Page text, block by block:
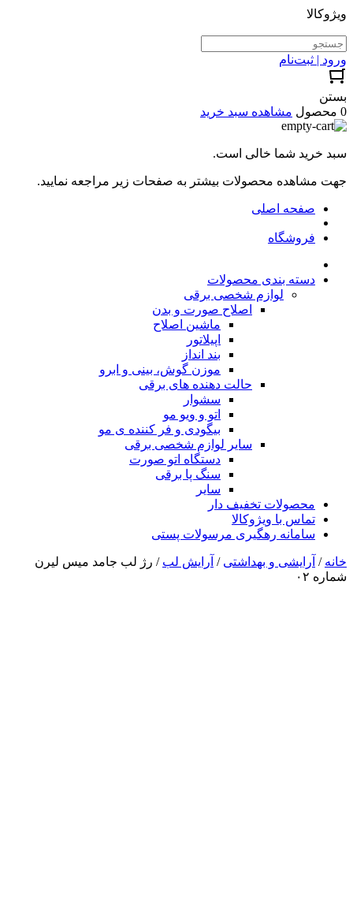
ویژوکالا
ورود | ثبت‌نام
بستن
0 محصول
مشاهده سبد خرید
سبد خرید شما خالی است.
جهت مشاهده محصولات بیشتر به صفحات زیر مراجعه نمایید.
صفحه اصلی
فروشگاه
دسته بندی محصولات
لوازم شخصی برقی
اصلاح صورت و بدن
ماشین اصلاح
اپیلاتور
بند انداز
موزن گوش، بینی و ابرو
حالت دهنده های برقی
سشوار
اتو و ویو مو
بیگودی و فر کننده ی مو
سایر لوازم شخصی برقی
دستگاه اتو صورت
سنگ پا برقی
سایر
محصولات تخفیف دار
تماس با ویژوکالا
سامانه رهگیری مرسولات پستی
خانه / آرایشی و بهداشتی / آرایش لب / رژ لب جامد میس لیرن
شماره ۰۲